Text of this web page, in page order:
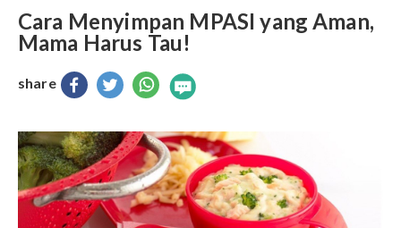
Cara Menyimpan MPASI yang Aman,
Mama Harus Tau!
share